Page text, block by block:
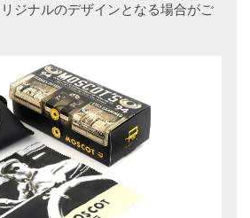
ジナルのデザインとなる場合がご